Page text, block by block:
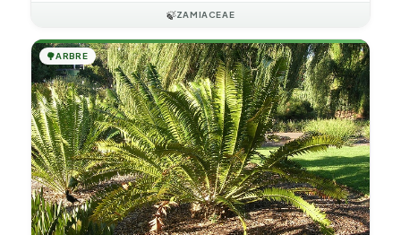
🍃ZAMIACEAE
🌳ARBRE